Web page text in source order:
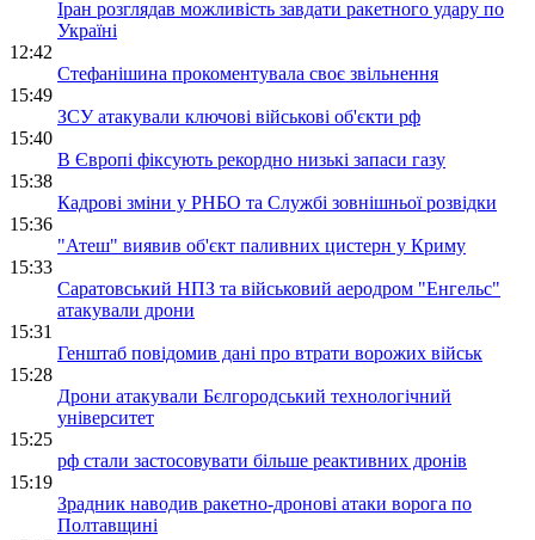
Іран розглядав можливість завдати ракетного удару по
Україні
12:42
Стефанішина прокоментувала своє звільнення
15:49
ЗСУ атакували ключові військові об'єкти рф
15:40
В Європі фіксують рекордно низькі запаси газу
15:38
Кадрові зміни у РНБО та Службі зовнішньої розвідки
15:36
"Атеш" виявив об'єкт паливних цистерн у Криму
15:33
Саратовський НПЗ та військовий аеродром "Енгельс"
атакували дрони
15:31
Генштаб повідомив дані про втрати ворожих військ
15:28
Дрони атакували Бєлгородський технологічний
університет
15:25
рф стали застосовувати більше реактивних дронів
15:19
Зрадник наводив ракетно-дронові атаки ворога по
Полтавщині